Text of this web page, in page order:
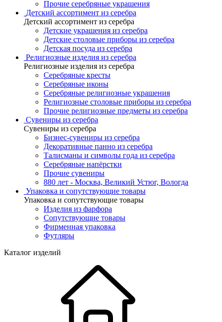
Прочие серебряные украшения
Детский ассортимент из серебра
Детский ассортимент из серебра
Детские украшения из серебра
Детские столовые приборы из серебра
Детская посуда из серебра
Религиозные изделия из серебра
Религиозные изделия из серебра
Серебряные кресты
Серебряные иконы
Серебряные религиозные украшения
Религиозные столовые приборы из серебра
Прочие религиозные предметы из серебра
Сувениры из серебра
Сувениры из серебра
Бизнес-сувениры из серебра
Декоративные панно из серебра
Талисманы и символы года из серебра
Серебряные напёрстки
Прочие сувениры
880 лет - Москва, Великий Устюг, Вологда
Упаковка и сопутствующие товары
Упаковка и сопутствующие товары
Изделия из фарфора
Сопутствующие товары
Фирменная упаковка
Футляры
Каталог изделий